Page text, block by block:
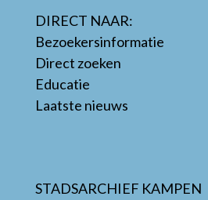
DIRECT NAAR:
Bezoekersinformatie
Direct zoeken
Educatie
Laatste nieuws
STADSARCHIEF KAMPEN